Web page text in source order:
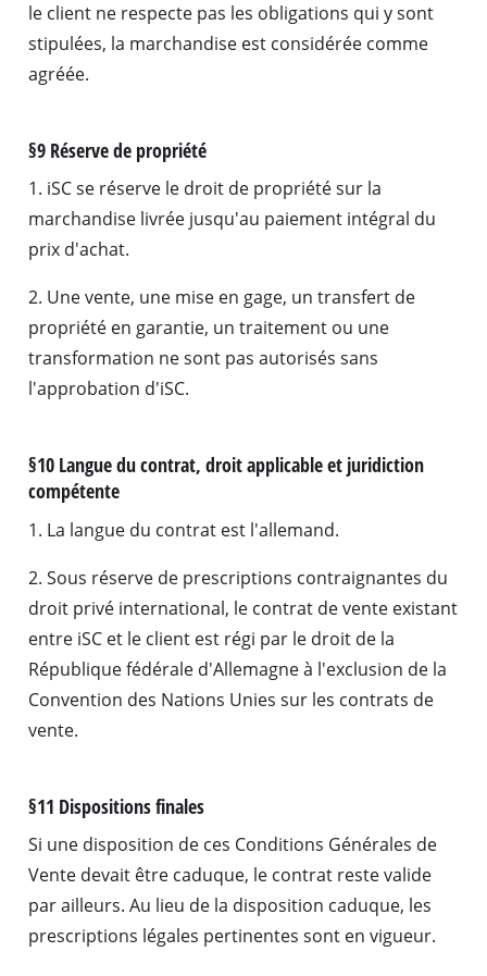
le client ne respecte pas les obligations qui y sont
stipulées, la marchandise est considérée comme
agréée.
§9 Réserve de propriété
1. iSC se réserve le droit de propriété sur la
marchandise livrée jusqu'au paiement intégral du
prix d'achat.
2. Une vente, une mise en gage, un transfert de
propriété en garantie, un traitement ou une
transformation ne sont pas autorisés sans
l'approbation d'iSC.
§10 Langue du contrat, droit applicable et juridiction
compétente
1. La langue du contrat est l'allemand.
2. Sous réserve de prescriptions contraignantes du
droit privé international, le contrat de vente existant
entre iSC et le client est régi par le droit de la
République fédérale d'Allemagne à l'exclusion de la
Convention des Nations Unies sur les contrats de
vente.
§11 Dispositions finales
Si une disposition de ces Conditions Générales de
Vente devait être caduque, le contrat reste valide
par ailleurs. Au lieu de la disposition caduque, les
prescriptions légales pertinentes sont en vigueur.